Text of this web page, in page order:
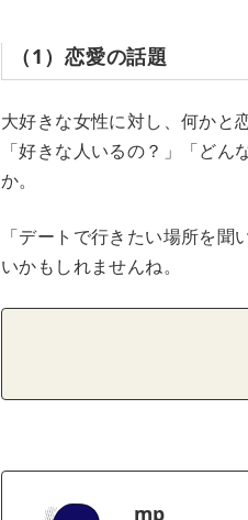
（1）恋愛の話題
大好きな女性に対し、何かと
「好きな人いるの？」「ど
か。
「デートで行きたい場所を
いかもしれませんね。
mp